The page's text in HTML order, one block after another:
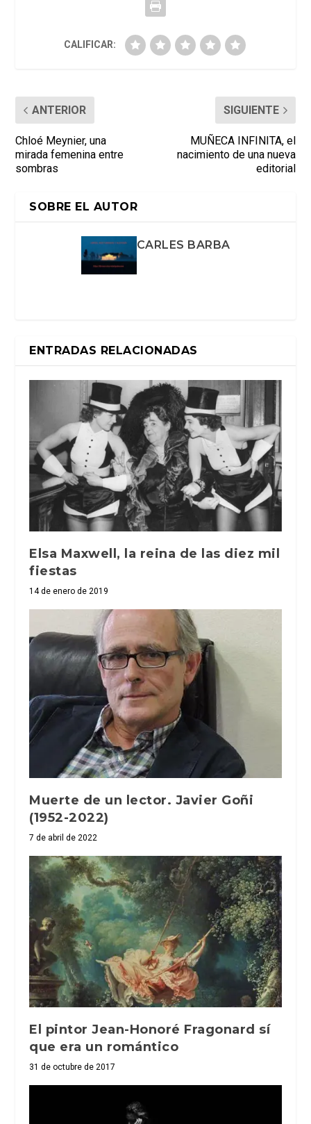
CALIFICAR:
ANTERIOR
Chloé Meynier, una
mirada femenina entre
sombras
SIGUIENTE
MUÑECA INFINITA, el
nacimiento de una nueva
editorial
SOBRE EL AUTOR
CARLES BARBA
ENTRADAS RELACIONADAS
Elsa Maxwell, la reina de las diez mil
fiestas
14 de enero de 2019
Muerte de un lector. Javier Goñi
(1952-2022)
7 de abril de 2022
El pintor Jean-Honoré Fragonard sí
que era un romántico
31 de octubre de 2017